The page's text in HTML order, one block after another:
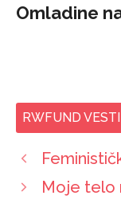
Omladine
RWFUND VESTI
Moje telo